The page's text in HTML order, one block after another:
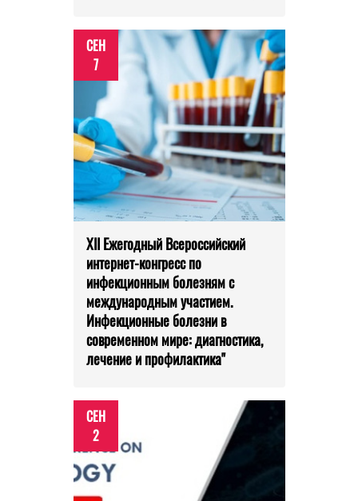
СЕН
7
XII Ежегодный Всероссийский
интернет-конгресс по
инфекционным болезням с
международным участием.
Инфекционные болезни в
современном мире: диагностика,
лечение и профилактика"
СЕН
2